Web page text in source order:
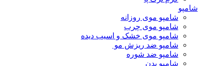
شامپو
شامپو موی روزانه
شامپو موی چرب
شامپو موی خشک و اسیب دیده
شامپو ضد ریزش مو
شامپو ضد شوره
شامپو بدن